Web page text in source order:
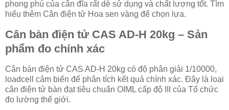
phong phú của cân đĩa rất dễ sử dụng và chất lượng tốt. Tìm
hiểu thêm Cân điện tử Hoa sen vàng để chọn lựa.
Cân bàn điện tử CAS AD-H 20kg – Sản
phẩm đo chính xác
Cân bàn điện tử CAS AD-H 20kg có độ phân giải 1/10000,
loadcell cảm biến để phân tích kết quả chính xác. Đây là loại
cân điện tử bàn đạt tiêu chuẩn OIML cấp độ III của Tổ chức
đo lường thế giới.